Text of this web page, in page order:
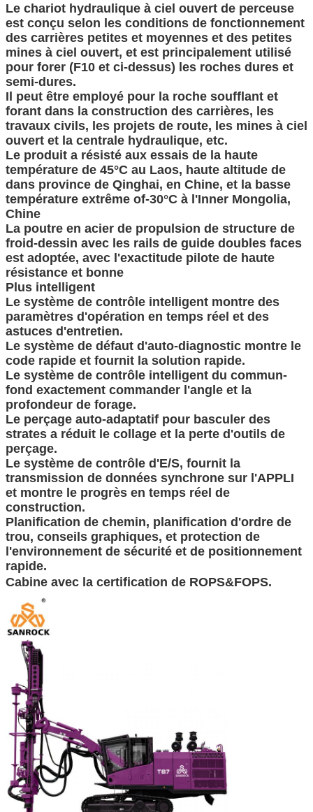
Le chariot hydraulique à ciel ouvert de perceuse
est conçu selon les conditions de fonctionnement
des carrières petites et moyennes et des petites
mines à ciel ouvert, et est principalement utilisé
pour forer (F10 et ci-dessus) les roches dures et
semi-dures.
Il peut être employé pour la roche soufflant et
forant dans la construction des carrières, les
travaux civils, les projets de route, les mines à ciel
ouvert et la centrale hydraulique, etc.
Le produit a résisté aux essais de la haute
température de 45°C au Laos, haute altitude de
dans province de Qinghai, en Chine, et la basse
température extrême of-30°C à l'Inner Mongolia,
Chine
La poutre en acier de propulsion de structure de
froid-dessin avec les rails de guide doubles faces
est adoptée, avec l'exactitude pilote de haute
résistance et bonne
Plus intelligent
Le système de contrôle intelligent montre des
paramètres d'opération en temps réel et des
astuces d'entretien.
Le système de défaut d'auto-diagnostic montre le
code rapide et fournit la solution rapide.
Le système de contrôle intelligent du commun-
fond exactement commander l'angle et la
profondeur de forage.
Le perçage auto-adaptatif pour basculer des
strates a réduit le collage et la perte d'outils de
perçage.
Le système de contrôle d'E/S, fournit la
transmission de données synchrone sur l'APPLI
et montre le progrès en temps réel de
construction.
Planification de chemin, planification d'ordre de
trou, conseils graphiques, et protection de
l'environnement de sécurité et de positionnement
rapide.
Cabine avec la certification de ROPS&FOPS.